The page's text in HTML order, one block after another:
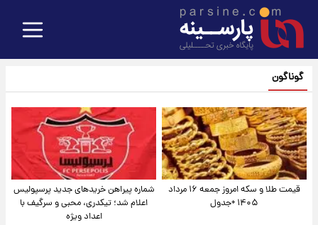
گوناگون
قیمت طلا و سکه امروز جمعه ۱۶ مرداد
۱۴۰۵ +جدول
شماره پیراهن خریدهای جدید پرسپولیس
اعلام شد؛ تیکدری، محبی و سرگیف با
اعداد ویژه